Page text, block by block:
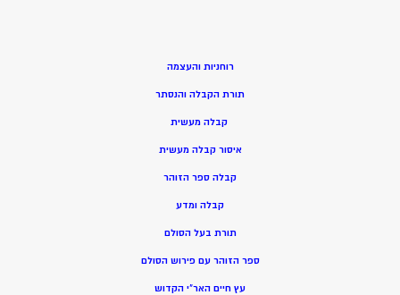
רוחניות והעצמה
תורת הקבלה והנסתר
קבלה מעשית
איסור קבלה מעשית
קבלה ספר הזוהר
קבלה ומדע
תורת בעל הסולם
ספר הזוהר עם פירוש הסולם
עץ חיים האר”י הקדוש